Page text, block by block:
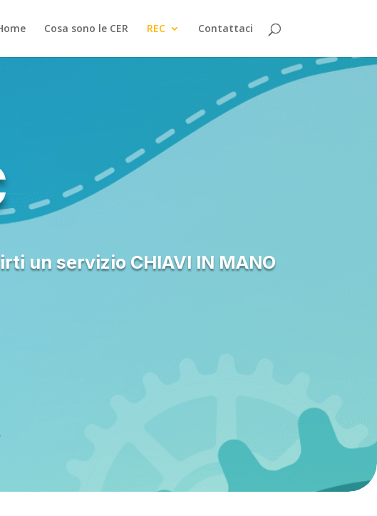
Cosa sono le CER REC Contattaci
un servizio CHIAVI IN MANO